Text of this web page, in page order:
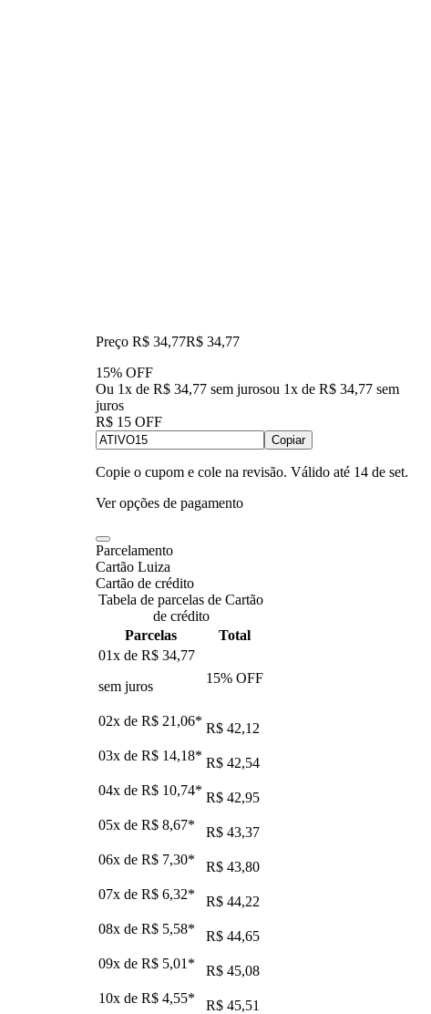
Preço R$ 34,77R$ 34,77
15% OFF
Ou 1x de R$ 34,77 sem jurosou 1x de R$ 34,77 sem
juros
R$ 15 OFF
Copiar
Copie o cupom e cole na revisão. Válido até 14 de set.
Ver opções de pagamento
Parcelamento
Cartão Luiza
Cartão de crédito
Tabela de parcelas de Cartão
de crédito
Parcelas
Total
01x de R$ 34,77
sem juros
15% OFF
02x de R$ 21,06* R$ 42,12
03x de R$ 14,18* R$ 42,54
04x de R$ 10,74* R$ 42,95
05x de R$ 8,67*
R$ 43,37
06x de R$ 7,30*
R$ 43,80
07x de R$ 6,32*
R$ 44,22
08x de R$ 5,58*
R$ 44,65
09x de R$ 5,01 *
R$ 45,08
10x de R$ 4,55*
R$ 45,51